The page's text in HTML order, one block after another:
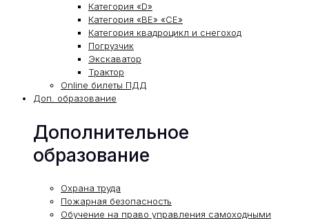
Категория «D»
Категория «ВЕ» «СЕ»
Категория квадроцикл и снегоход
Погрузчик
Экскаватор
Трактор
Online билеты ПДД
Доп. образование
Дополнительное
образование
Охрана труда
Пожарная безопасность
Обучение на право управления самоходными